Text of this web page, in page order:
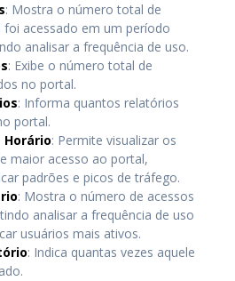
: Mostra o número total de
acessado em um período
analisar a frequência de uso.
: Exibe o número total de
no portal.
: Informa quantos relatórios
portal.
Horário: Permite visualizar os
maior acesso ao portal,
padrões e picos de tráfego.
: Mostra o número de acessos
analisar a frequência de uso
usuários mais ativos.
: Indica quantas vezes aquele